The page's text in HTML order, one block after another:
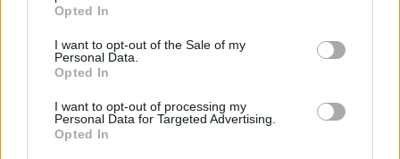
Opted In
I want to opt-out of the Sale of my
Personal Data.
Opted In
I want to opt-out of processing my
Personal Data for Targeted Advertising.
Opted In
surengti atakas prieš kritinę
infrastruktūrą Baltijos šalyse